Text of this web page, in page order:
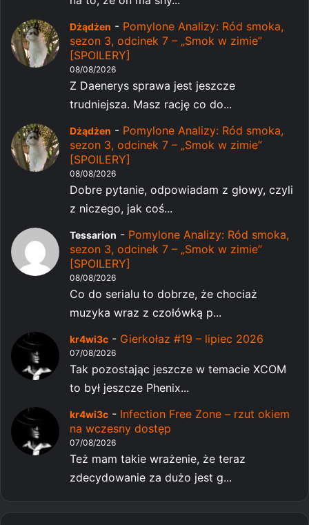
Dżądżen - Pomylone Analizy: Ród smoka,
sezon 3, odcinek 7 – „Smok w zimie”
[SPOILERY]
08/08/2026
Z Daenerys sprawa jest jeszcze
trudniejsza. Masz rację co do...
Dżądżen - Pomylone Analizy: Ród smoka,
sezon 3, odcinek 7 – „Smok w zimie”
[SPOILERY]
08/08/2026
Dobre pytanie, odpowiadam z głowy, czyli
z niczego, jak coś...
Tessarion - Pomylone Analizy: Ród smoka,
sezon 3, odcinek 7 – „Smok w zimie”
[SPOILERY]
08/08/2026
Co do serialu to dobrze, że chociaż
muzyka wraz z czołówką p...
kr4wi3c - Gierkołaz #19 – lipiec 2026
07/08/2026
Tak pozostając jeszcze w temacie XCOM
to był jeszcze Phenix...
kr4wi3c - Infection Free Zone – rzut okiem
na wczesny dostęp
07/08/2026
Też mam takie wrażenie, że teraz
zdecydowanie za dużo jest g...